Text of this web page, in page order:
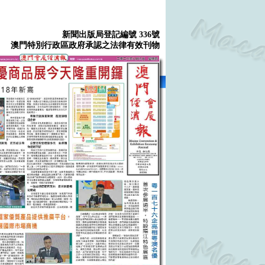
新聞出版局登記編號 336號
澳門特別行政區政府承認之法律有效刊物